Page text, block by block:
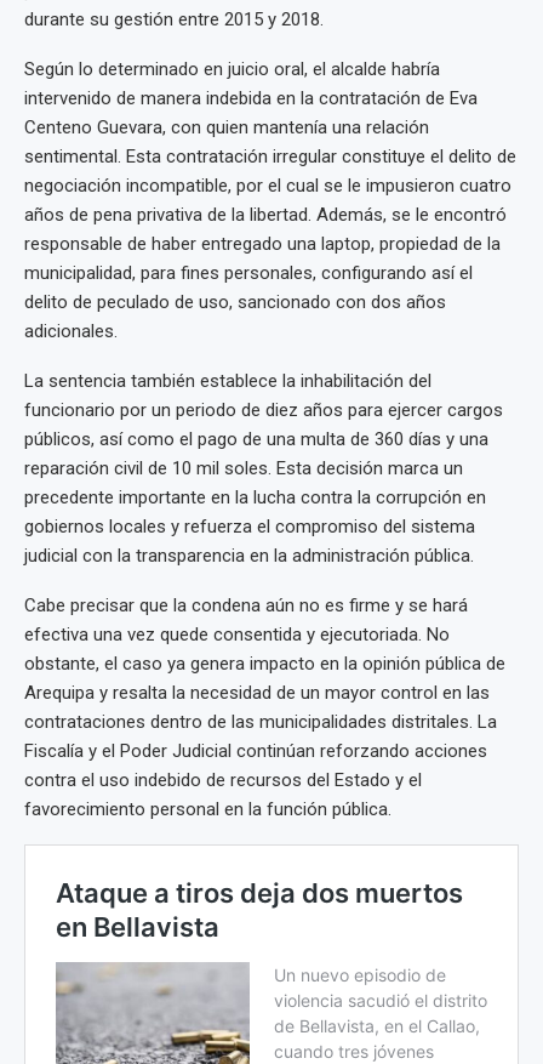
durante su gestión entre 2015 y 2018.
Según lo determinado en juicio oral, el alcalde habría
intervenido de manera indebida en la contratación de Eva
Centeno Guevara, con quien mantenía una relación
sentimental. Esta contratación irregular constituye el delito de
negociación incompatible, por el cual se le impusieron cuatro
años de pena privativa de la libertad. Además, se le encontró
responsable de haber entregado una laptop, propiedad de la
municipalidad, para fines personales, configurando así el
delito de peculado de uso, sancionado con dos años
adicionales.
La sentencia también establece la inhabilitación del
funcionario por un periodo de diez años para ejercer cargos
públicos, así como el pago de una multa de 360 días y una
reparación civil de 10 mil soles. Esta decisión marca un
precedente importante en la lucha contra la corrupción en
gobiernos locales y refuerza el compromiso del sistema
judicial con la transparencia en la administración pública.
Cabe precisar que la condena aún no es firme y se hará
efectiva una vez quede consentida y ejecutoriada. No
obstante, el caso ya genera impacto en la opinión pública de
Arequipa y resalta la necesidad de un mayor control en las
contrataciones dentro de las municipalidades distritales. La
Fiscalía y el Poder Judicial continúan reforzando acciones
contra el uso indebido de recursos del Estado y el
favorecimiento personal en la función pública.